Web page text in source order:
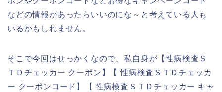
などの情報があったらいいのにな～と考えている人も
いるかもしれません。
そこで今回はせっかくなので、私自身が【性病検査Ｓ
ＴＤチェッカー クーポン】【 性病検査ＳＴＤチェッカ
ー クーポンコード】【 性病検査ＳＴＤチェッカー キャ